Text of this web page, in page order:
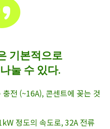
기본적으로
눌 수 있다.
전 (~16A), 콘센트에 꽂는 것
정도의 속도로, 32A 전류